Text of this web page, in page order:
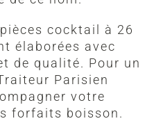
cocktail à 26
élaborées avec
de qualité. Pour un
Parisien
votre
forfaits boisson.